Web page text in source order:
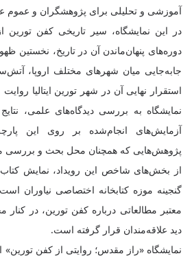
آموزشی و تحلیلی برای پژوهشگران و عموم
در این نمایشگاه، سیر تاریخی کفن تورین
دوره‌های پنهان‌ماندن آن در تاریخ، نخستین
استقرار نهایی آن در شهر تورین ایتالیا
نمایشگاه به بررسی دیدگاه‌های علمی،
آزمایش‌های انجام‌شده بر روی این
پژوهش‌هایی که همچنان محل بحث و بررسی
گنجینه موزه کتابخانه اختصاصی نیاوران
معتبر مطالعاتی درباره کفن تورین، در
دید علاقه‌مندان قرار گرفته است.